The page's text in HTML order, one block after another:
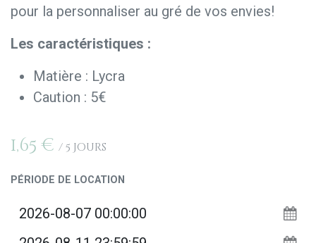
pour la personnaliser au gré de vos envies!
Les caractéristiques :
Matière : Lycra
Caution : 5€
1,65 € /5 Jours
PÉRIODE DE LOCATION